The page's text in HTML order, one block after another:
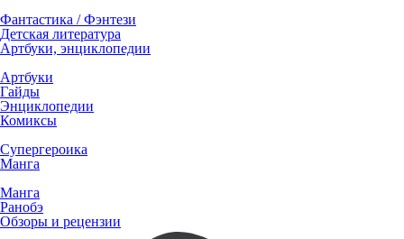
Фантастика / Фэнтези
Детская литература
Артбуки, энциклопедии
Артбуки
Гайды
Энциклопедии
Комиксы
Супергероика
Манга
Манга
Ранобэ
Обзоры и рецензии